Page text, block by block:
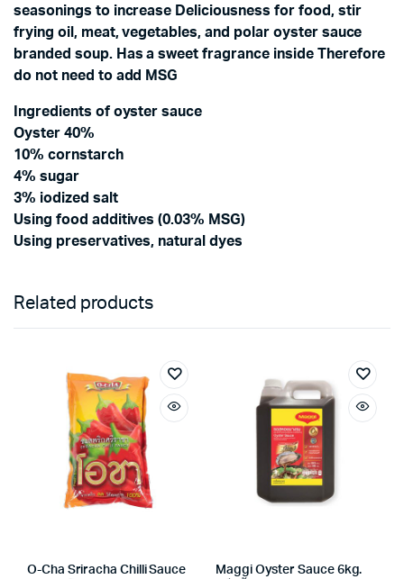
seasonings to increase Deliciousness for food, stir
frying oil, meat, vegetables, and polar oyster sauce
branded soup. Has a sweet fragrance inside Therefore
do not need to add MSG
Ingredients of oyster sauce
Oyster 40%
10% cornstarch
4% sugar
3% iodized salt
Using food additives (0.03% MSG)
Using preservatives, natural dyes
Related products
O-Cha Sriracha Chilli Sauce
Maggi Oyster Sauce 6kg.